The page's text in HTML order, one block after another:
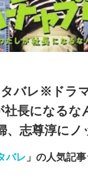
タバレ※ドラ
社長になるな
、志尊淳にノ
バレ 」の人気記